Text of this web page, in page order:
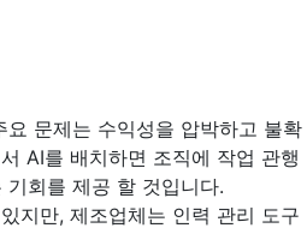
문제는 수익성을 압박하고 불확
AI를 배치하면 조직에 작업 관행
회를 제공 할 것입니다.
지만, 제조업체는 인력 관리 도구